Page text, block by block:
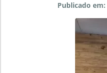
Publicado em: